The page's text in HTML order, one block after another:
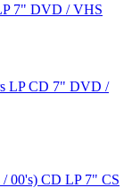
7" DVD / VHS
LPCD 7" DVD /
/ 00's) CD LP 7" CS